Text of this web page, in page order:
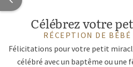
Célébrez votre
RÉCEPTION DE
Félicitations pour votre petit
célébré avec un baptême ou une